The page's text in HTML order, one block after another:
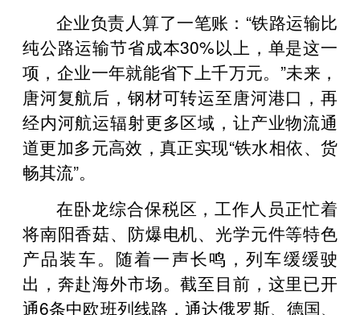
企业负责人算了一笔账：“铁路运输比
纯公路运输节省成本30%以上，单是这一
项，企业一年就能省下上千万元。”未来，
唐河复航后，钢材可转运至唐河港口，再
经内河航运辐射更多区域，让产业物流通
道更加多元高效，真正实现“铁水相依、货
畅其流”。
在卧龙综合保税区，工作人员正忙着
将南阳香菇、防爆电机、光学元件等特色
产品装车。随着一声长鸣，列车缓缓驶
出，奔赴海外市场。截至目前，这里已开
通6条中欧班列线路，通达俄罗斯、德国、